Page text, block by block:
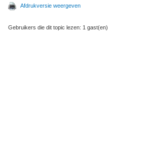
Afdrukversie weergeven
Gebruikers die dit topic lezen: 1 gast(en)